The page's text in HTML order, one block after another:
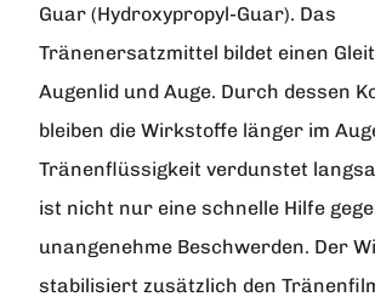
Guar (Hydroxypropyl-Guar). Das
Tränenersatzmittel bildet einen
Augenlid und Auge. Durch dessen
bleiben die Wirkstoffe länger im
Tränenflüssigkeit verdunstet
ist nicht nur eine schnelle Hilfe
unangenehme Beschwerden. Der
stabilisiert zusätzlich den